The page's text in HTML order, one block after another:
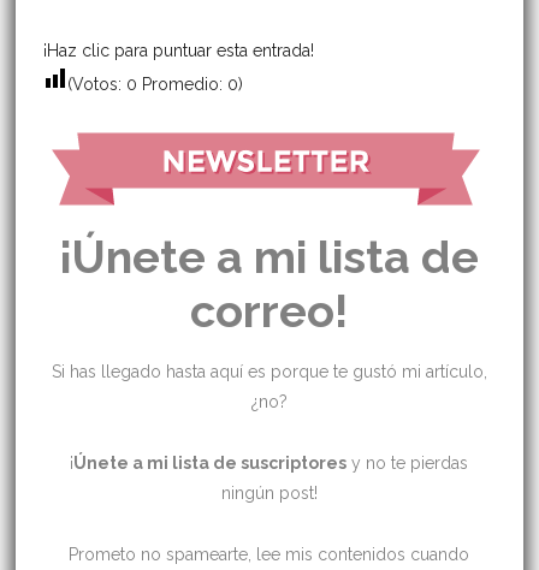
¡Haz clic para puntuar esta entrada!
(Votos: 0 Promedio: 0)
¡Únete a mi lista de
correo!
Si has llegado hasta aquí es porque te gustó mi artículo,
¿no?
¡Únete a mi lista de suscriptores y no te pierdas
ningún post!
Prometo no spamearte, lee mis contenidos cuando